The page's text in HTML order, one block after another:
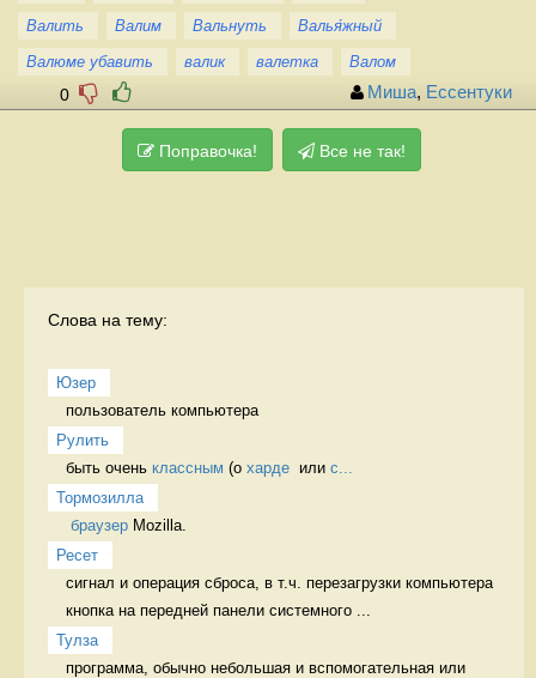
Валить
Валим Вальнуть
Валья́жный
Валюме убавить
валик валетка Валом
0 Миша, Ессентуки
Поправочка! Все не так!
Слова на тему:
Юзер
пользователь компьютера
Рулить
быть очень классным (о харде
  или
с...
Тормозилла
браузер Mozilla.
Ресет
сигнал и операция сброса, в т.ч. перезагрузки компьютера
кнопка на передней панели системного ...
Тулза
программа, обычно небольшая и вспомогательная или